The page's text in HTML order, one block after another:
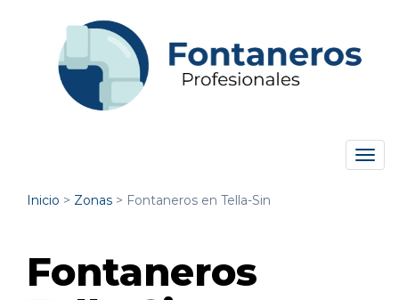
Inicio > Zonas > Fontaneros en Tella-Sin
Fontaneros